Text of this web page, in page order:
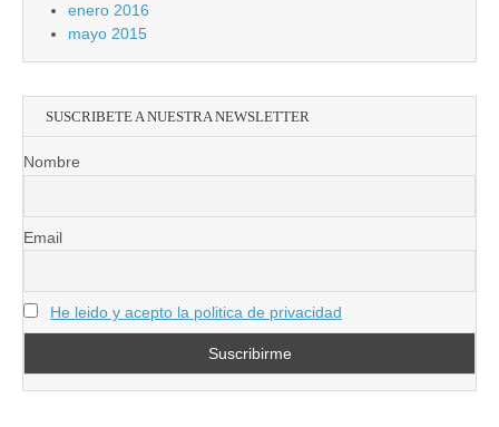
enero 2016
mayo 2015
SUSCRIBETE A NUESTRA NEWSLETTER
Nombre
Email
He leido y acepto la politica de privacidad